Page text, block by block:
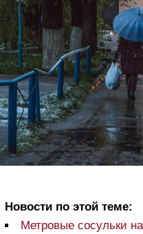
Новости по этой теме:
Метровые сосульки